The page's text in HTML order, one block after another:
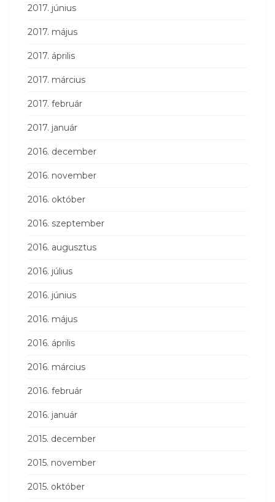
2017. június
2017. május
2017. április
2017. március
2017. február
2017. január
2016. december
2016. november
2016. október
2016. szeptember
2016. augusztus
2016. július
2016. június
2016. május
2016. április
2016. március
2016. február
2016. január
2015. december
2015. november
2015. október